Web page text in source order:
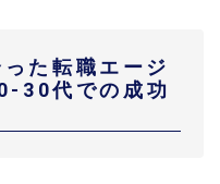
た転職エージ
30代での成功